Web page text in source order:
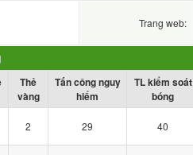
Trang web:
Thẻ
vàng
Tấn công nguy
hiểm
TL kiểm soát
bóng
2 29 40